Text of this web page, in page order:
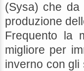
(Sysa) che da
produzione
Frequento la
migliore per
inverno con gli